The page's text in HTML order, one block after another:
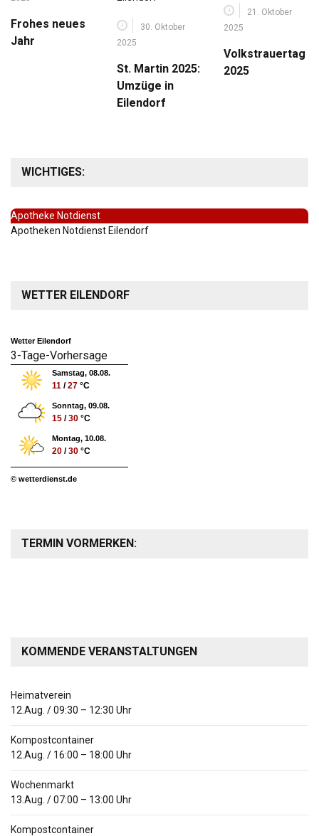
Frohes neues
Jahr
30. Oktober
2025
St. Martin 2025:
Umzüge in
Eilendorf
21. Oktober
2025
Volkstrauertag
2025
WICHTIGES:
Apotheke Notdienst
Apotheken Notdienst Eilendorf
WETTER EILENDORF
Wetter Eilendorf
3-Tage-Vorhersage
Samstag, 08.08.
11 /27 °C
Sonntag, 09.08.
15 /30 °C
Montag, 10.08.
20 /30 °C
© wetterdienst.de
TERMIN VORMERKEN:
KOMMENDE VERANSTALTUNGEN
Heimatverein
12.Aug. /09:30 – 12:30 Uhr
Kompostcontainer
12.Aug. / 16:00 – 18:00 Uhr
Wochenmarkt
13.Aug. /07:00 – 13:00 Uhr
Kompostcontainer